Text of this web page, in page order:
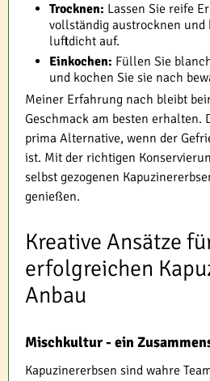
Trocknen: Lassen Sie reife
vollständig austrocknen und
luftdicht auf.
Einkochen: Füllen Sie
und kochen Sie sie nach
Meiner Erfahrung nach bleibt
Geschmack am besten erhalten.
prima Alternative, wenn der
ist. Mit der richtigen
selbst gezogenen
genießen.
Kreative Ansätze
erfolgreichen
Anbau
Mischkultur - ein
Kapuzinererbsen sind wahre